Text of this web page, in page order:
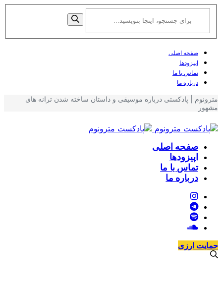
صفحه اصلی
اپیزودها
تماس با ما
درباره ما
مترونوم | پادکستی درباره موسیقی و داستان ساخته شدن ترانه های
مشهور
صفحه اصلی
اپیزودها
تماس با ما
درباره ما
حمایت ارزی